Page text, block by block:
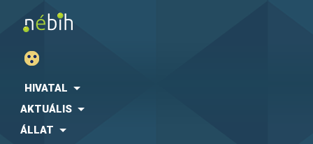
HIVATAL
AKTUÁLIS
ÁLLAT